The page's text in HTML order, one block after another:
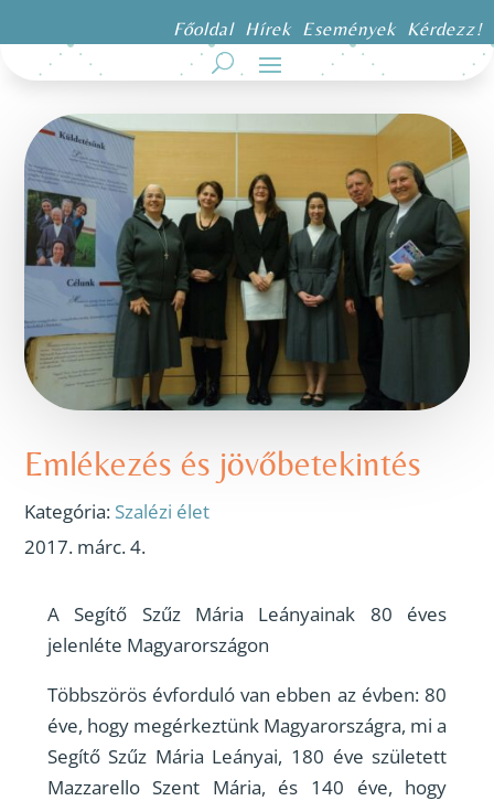
Főoldal Hírek Események Kérdezz!
Emlékezés és jövőbetekintés
Kategória: Szalézi élet
2017. márc. 4.
A Segítő Szűz Mária Leányainak 80 éves
jelenléte Magyarországon
Többszörös évforduló van ebben az évben: 80
éve, hogy megérkeztünk Magyarországra, mi a
Segítő Szűz Mária Leányai, 180 éve született
Mazzarello Szent Mária, és 140 éve, hogy